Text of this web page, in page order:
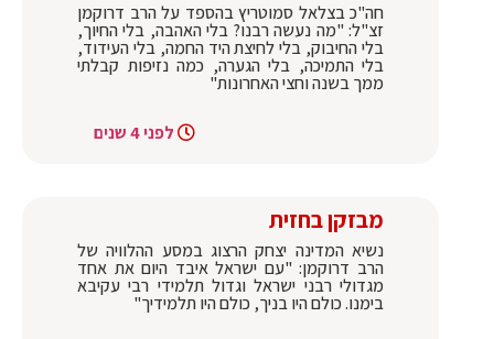
חה"כ בצלאל סמוטריץ בהספד על הרב דרוקמן
זצ"ל: "מה נעשה רבנו? בלי האהבה, בלי החיוך,
בלי החיבוק, בלי לחיצת היד החמה, בלי העידוד,
בלי התמיכה, בלי הגערה, כמה נזיפות קבלתי
ממך בשנה וחצי האחרונות"
לפני 4 שנים
מבזקן בחזית
נשיא המדינה יצחק הרצוג במסע ההלוויה של
הרב דרוקמן: "עם ישראל איבד היום את אחד
מגדולי רבני ישראל וגדול תלמידי רבי עקיבא
בימנו. כולם היו בניך, כולם היו תלמידיך"